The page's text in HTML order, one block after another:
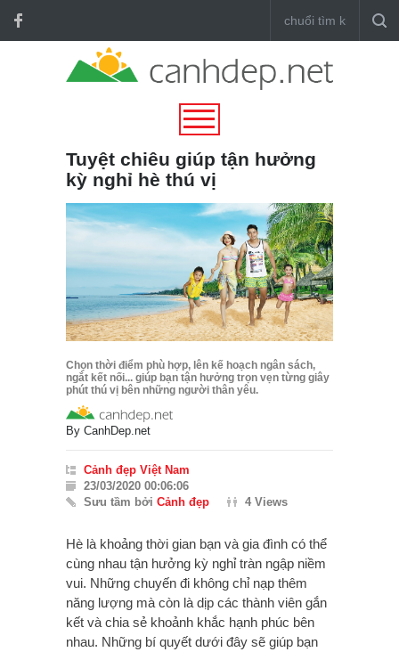
Tuyệt chiêu giúp tận hưởng
kỳ nghỉ hè thú vị
Chọn thời điểm phù hợp, lên kế hoạch ngân sách,
ngắt kết nối... giúp bạn tận hưởng trọn vẹn từng giây
phút thú vị bên những người thân yêu.
By CanhDep.net
Cảnh đẹp Việt Nam
23/03/2020 00:06:06
Sưu tầm bởi Cảnh đẹp 4 Views
Hè là khoảng thời gian bạn và gia đình có thể
cùng nhau tận hưởng kỳ nghỉ tràn ngập niềm
vui. Những chuyến đi không chỉ nạp thêm
năng lượng mà còn là dịp các thành viên gắn
kết và chia sẻ khoảnh khắc hạnh phúc bên
nhau. Những bí quyết dưới đây sẽ giúp bạn